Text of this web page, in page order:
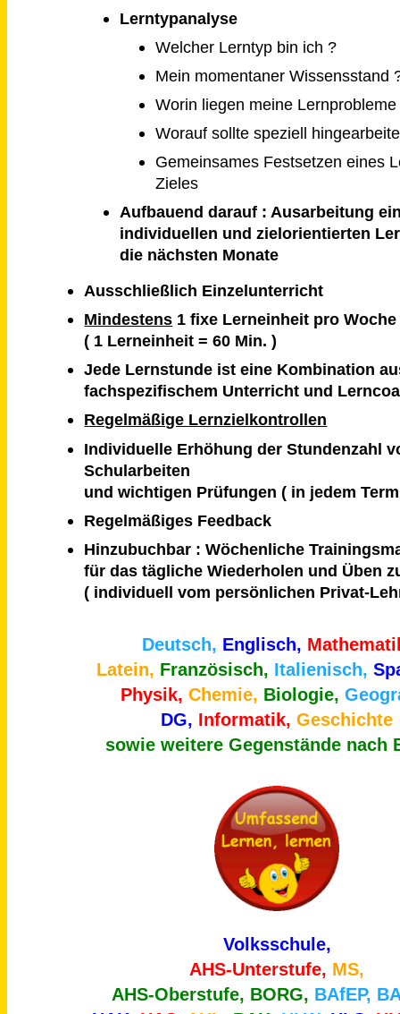
Lerntypanalyse
Welcher Lerntyp bin ich ?
Mein momentaner Wissensstand
Worin liegen meine Lernprobleme
Worauf sollte speziell
Gemeinsames Festsetzen eines
Zieles
Aufbauend darauf : Ausarbeitung
individuellen und zielorientierten
die nächsten Monate
Ausschließlich Einzelunterricht
Mindestens 1 fixe Lerneinheit pro Woche
( 1 Lerneinheit = 60 Min. )
Jede Lernstunde ist eine Kombination
fachspezifischem Unterricht und
Regelmäßige Lernzielkontrollen
Individuelle Erhöhung der Stundenzahl
Schularbeiten
und wichtigen Prüfungen ( in jedem
Regelmäßiges Feedback
Hinzubuchbar : Wöchenliche
für das tägliche Wiederholen und Üben
( individuell vom persönlichen Privat-
Deutsch, Englisch,
Latein, Französisch, Italienisch,
Physik, Chemie, Biologie,
DG, Informatik, Geschichte
sowie weitere Gegenstände nach
Volksschule,
AHS-Unterstufe, MS,
AHS-Oberstufe, BORG, BAfEP,